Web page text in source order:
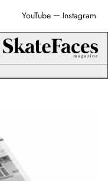
Instagram
YouTube